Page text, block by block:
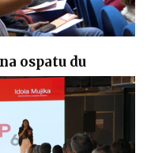
ospatu du